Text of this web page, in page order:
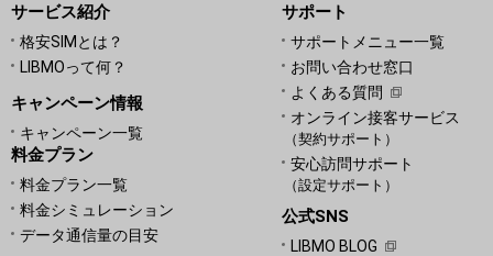
サービス紹介
格安SIMとは？
LIBMOって何？
キャンペーン情報
キャンペーン一覧
料金プラン
料金プラン一覧
料金シミュレーション
データ通信量の目安
サポート
サポートメニュー一覧
お問い合わせ窓口
よくある質問
オンライン接客サービス
（契約サポート）
安心訪問サポート
（設定サポート）
公式SNS
LIBMO BLOG